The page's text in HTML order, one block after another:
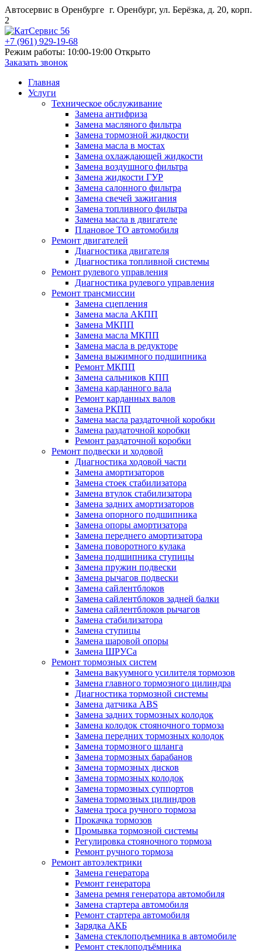
Автосервис в Оренбурге г. Оренбург, ул. Берёзка, д. 20, корп.
2
+7 (961) 929-19-68
Режим работы: 10:00-19:00 Открыто
Заказать звонок
Главная
Услуги
Техническое обслуживание
Замена антифриза
Замена масляного фильтра
Замена тормозной жидкости
Замена масла в мостах
Замена охлаждающей жидкости
Замена воздушного фильтра
Замена жидкости ГУР
Замена салонного фильтра
Замена свечей зажигания
Замена топливного фильтра
Замена масла в двигателе
Плановое ТО автомобиля
Ремонт двигателей
Диагностика двигателя
Диагностика топливной системы
Ремонт рулевого управления
Диагностика рулевого управления
Ремонт трансмиссии
Замена сцепления
Замена масла АКПП
Замена МКПП
Замена масла МКПП
Замена масла в редукторе
Замена выжимного подшипника
Ремонт МКПП
Замена сальников КПП
Замена карданного вала
Ремонт карданных валов
Замена РКПП
Замена масла раздаточной коробки
Замена раздаточной коробки
Ремонт раздаточной коробки
Ремонт подвески и ходовой
Диагностика ходовой части
Замена амортизаторов
Замена стоек стабилизатора
Замена втулок стабилизатора
Замена задних амортизаторов
Замена опорного подшипника
Замена опоры амортизатора
Замена переднего амортизатора
Замена поворотного кулака
Замена подшипника ступицы
Замена пружин подвески
Замена рычагов подвески
Замена сайлентблоков
Замена сайлентблоков задней балки
Замена сайлентблоков рычагов
Замена стабилизатора
Замена ступицы
Замена шаровой опоры
Замена ШРУСа
Ремонт тормозных систем
Замена вакуумного усилителя тормозов
Замена главного тормозного цилиндра
Диагностика тормозной системы
Замена датчика ABS
Замена задних тормозных колодок
Замена колодок стояночного тормоза
Замена передних тормозных колодок
Замена тормозного шланга
Замена тормозных барабанов
Замена тормозных дисков
Замена тормозных колодок
Замена тормозных суппортов
Замена тормозных цилиндров
Замена троса ручного тормоза
Прокачка тормозов
Промывка тормозной системы
Регулировка стояночного тормоза
Ремонт ручного тормоза
Ремонт автоэлектрики
Замена генератора
Ремонт генератора
Замена ремня генератора автомобиля
Замена стартера автомобиля
Ремонт стартера автомобиля
Зарядка АКБ
Замена стеклоподъемника в автомобиле
Ремонт стеклоподъёмника